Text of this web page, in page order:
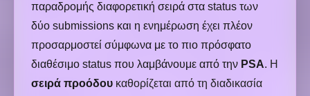
παραδρομής διαφορετική σειρά στα status των
δύο submissions και η ενημέρωση έχει πλέον
προσαρμοστεί σύμφωνα με το πιο πρόσφατο
διαθέσιμο status που λαμβάνουμε από την PSA. Η
σειρά προόδου καθορίζεται από τη διαδικασία